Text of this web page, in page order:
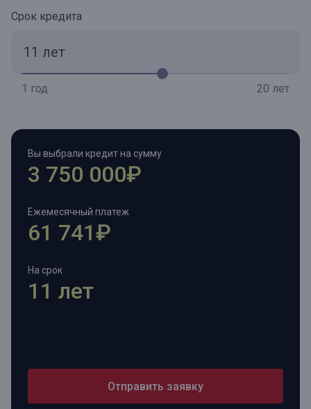
Срок кредита
1 год 20 лет
Вы выбрали кредит на сумму
3 750 000₽
Ежемесячный платеж
61 741₽
На срок
11 лет
Отправить заявку